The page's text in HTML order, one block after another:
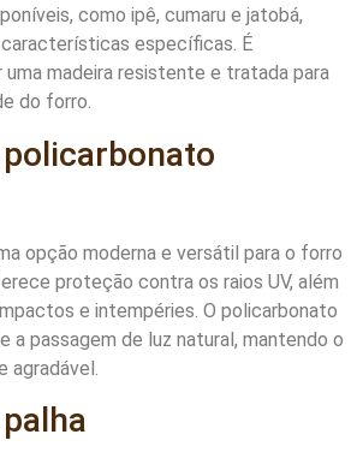
como ipê, cumaru e jatobá,
específicas. É
madeira resistente e tratada para
do forro.
opção moderna e versátil para o forro
proteção contra os raios UV, além
e intempéries. O policarbonato
a passagem de luz natural, mantendo o
agradável.